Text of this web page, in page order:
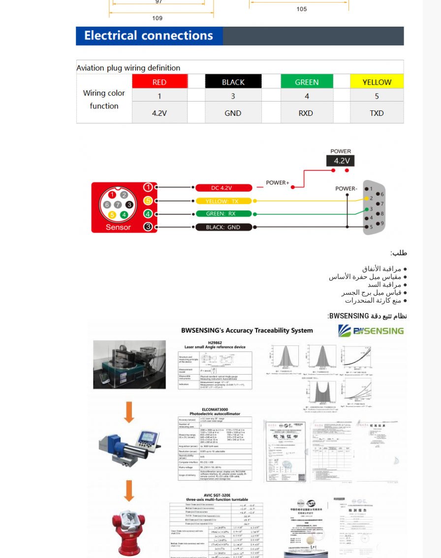
طلب:
● مراقبة الأنفاق
● مقياس ميل حفرة الأساس
● مراقبة السد
● قياس ميل برج الجسر
● منع كارثة المنحدرات
نظام تتبع دقة BWSENSING: